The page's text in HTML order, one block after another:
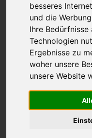
besseres
und die
Ihre Bedürfnisse
Technologien
Ergebnisse zu
woher unsere
unsere Website
Ordnen und
Stilvolle
originelle
Schreibtisch
modernem
Detail -